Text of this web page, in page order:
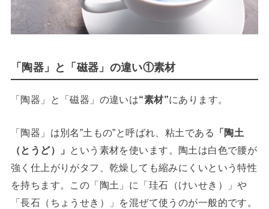
「陶器」と「磁器」の違い①素材
「陶器」と「磁器」の違いは“素材”にあります。
「陶器」は別名”土もの”と呼ばれ、粘土である
「陶土
（とうど）」 という素材を使います。陶土は白色で腰が
強く仕上がりがタフ、乾燥しても縮みにくいという特性
を持ちます。 この「陶土」に「珪石（けいせき）」や
「長石（ちょうせき）」を混ぜて使うのが一般的です。